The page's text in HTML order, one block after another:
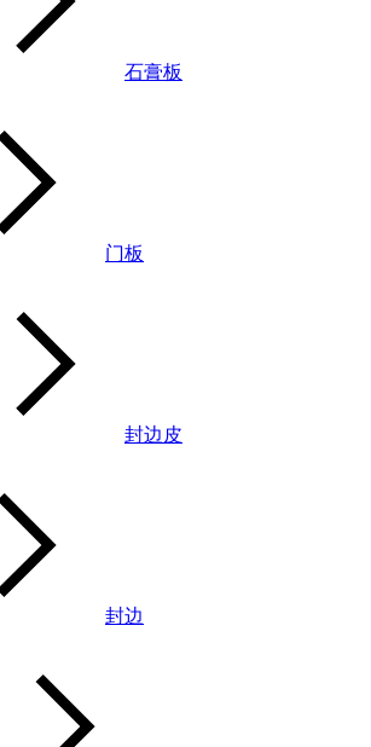
石膏板
门板
封边皮
封边